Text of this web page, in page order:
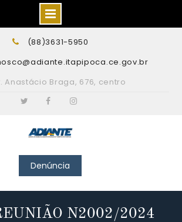
(88)3631-5950
Anastácio Braga, 676, centro
Denúncia
N2002/2024